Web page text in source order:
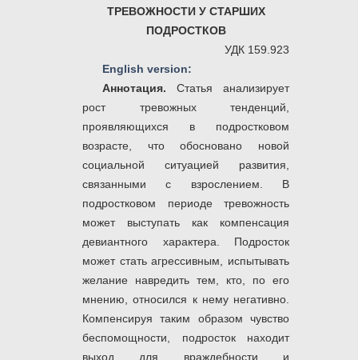
ТРЕВОЖНОСТИ У СТАРШИХ
ПОДРОСТКОВ
УДК 159.923
English version:
Аннотация. Статья анализирует
рост тревожных тенденций,
проявляющихся в подростковом
возрасте, что обосновано новой
социальной ситуацией развития,
связанными с взрослением. В
подростковом периоде тревожность
может выступать как компенсация
девиантного характера. Подросток
может стать агрессивным, испытывать
желание навредить тем, кто, по его
мнению, относился к нему негативно.
Компенсируя таким образом чувство
беспомощности, подросток находит
выход для враждебности и